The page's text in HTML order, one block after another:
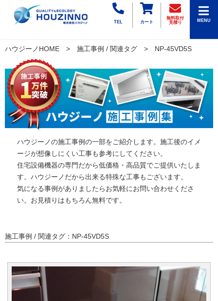
TEL カート
無料取付
見積り
MENU
ハウジーノHOME 施工事例 / 関連タグ NP-45VD5S
ハウジーノの施工事例の一部をご紹介します。施工後のイメ
ージが想像しにくい工事も参考にしてください。
住宅設備機器の専門だから低価格・高品質でご提供いたしま
す。ハウジーノだから出来る特殊な工事もございます。
気になる事例がありましたらお気軽にお問い合わせくださ
い。お見積りはもちろん無料です。
施工事例 / 関連タグ：NP-45VD5S